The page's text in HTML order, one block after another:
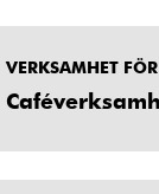
VERKSAMHET